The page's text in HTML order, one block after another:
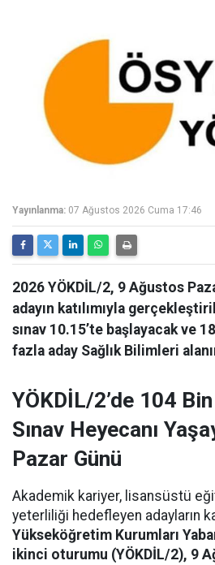
Yayınlanma: 07 Ağustos 2026 Cuma 17:46
2026 YÖKDİL/2, 9 Ağustos
adayın katılımıyla
sınav 10.15’te başlayacak ve
fazla aday Sağlık Bilimleri
YÖKDİL/2’de 104
Sınav Heyecanı
Pazar Günü
Akademik kariyer, lisansüstü
yeterliliği hedefleyen adayların
Yükseköğretim Kurumları
ikinci oturumu (YÖKDİL/2), 9